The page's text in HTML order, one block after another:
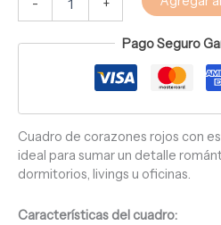
- +
Pago Seguro
Cuadro de corazones rojos con
ideal para sumar un detalle
dormitorios, livings u oficinas.
Características del cuadro: